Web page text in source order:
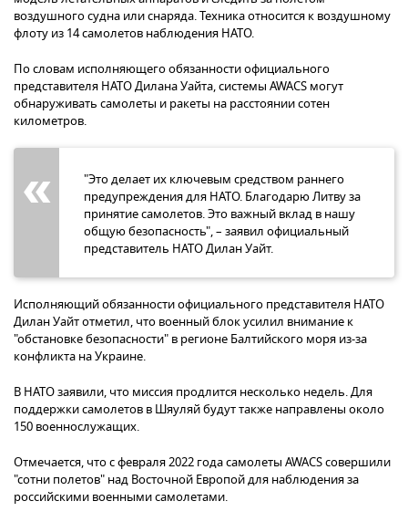
воздушного судна или снаряда. Техника относится к воздушному
флоту из 14 самолетов наблюдения НАТО.
По словам исполняющего обязанности официального
представителя НАТО Дилана Уайта, системы AWACS могут
обнаруживать самолеты и ракеты на расстоянии сотен
километров.
"Это делает их ключевым средством раннего
предупреждения для НАТО. Благодарю Литву за
принятие самолетов. Это важный вклад в нашу
общую безопасность", – заявил официальный
представитель НАТО Дилан Уайт.
Исполняющий обязанности официального представителя НАТО
Дилан Уайт отметил, что военный блок усилил внимание к
"обстановке безопасности" в регионе Балтийского моря из-за
конфликта на Украине.
В НАТО заявили, что миссия продлится несколько недель. Для
поддержки самолетов в Шяуляй будут также направлены около
150 военнослужащих.
Отмечается, что с февраля 2022 года самолеты AWACS совершили
"сотни полетов" над Восточной Европой для наблюдения за
российскими военными самолетами.